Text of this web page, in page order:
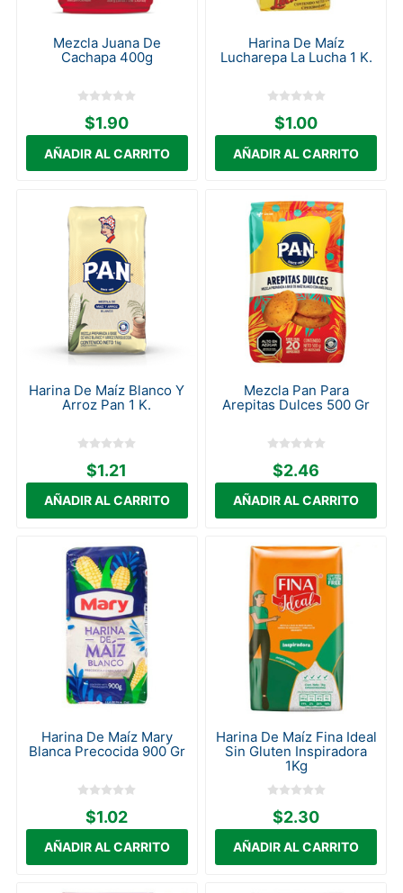
Mezcla Juana De
Cachapa 400g
$1.90
Harina De Maíz
Lucharepa La Lucha 1 K.
$1.00
Harina De Maíz Blanco Y
Arroz Pan 1 K.
$1.21
Mezcla Pan Para
Arepitas Dulces 500 Gr
$2.46
Harina De Maíz Mary
Blanca Precocida 900 Gr
$1.02
Harina De Maíz Fina Ideal
Sin Gluten Inspiradora
1Kg
$2.30